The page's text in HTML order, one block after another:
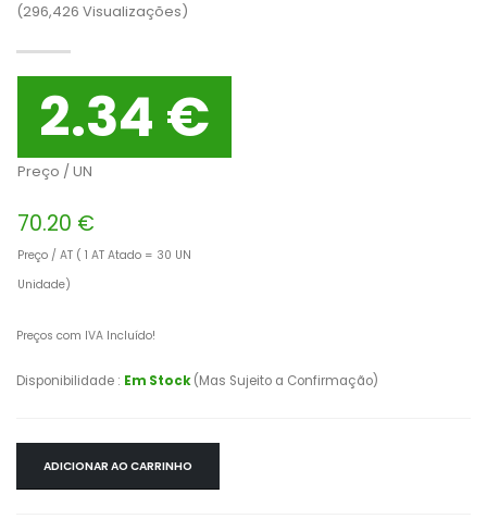
(296,426 Visualizações)
2.34 €
Preço / UN
70.20 €
Preço / AT ( 1 AT Atado = 30 UN
Unidade)
Preços com IVA Incluído!
Disponibilidade : Em Stock(Mas Sujeito a Confirmação)
ADICIONAR AO CARRINHO